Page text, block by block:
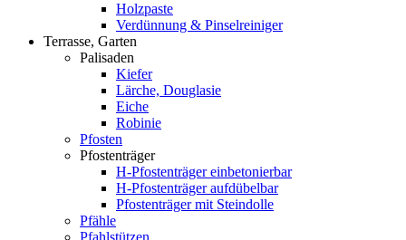
Holzpaste
Verdünnung & Pinselreiniger
Terrasse, Garten
Palisaden
Kiefer
Lärche, Douglasie
Eiche
Robinie
Pfosten
Pfostenträger
H-Pfostenträger einbetonierbar
H-Pfostenträger aufdübelbar
Pfostenträger mit Steindolle
Pfähle
Pfahlstützen